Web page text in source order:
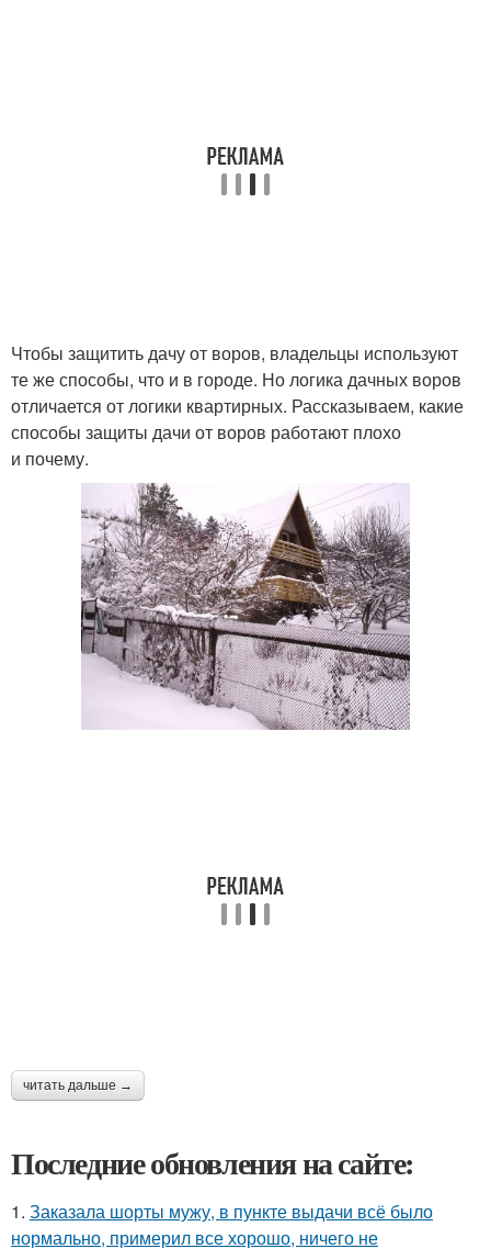
Чтобы защитить дачу от воров, владельцы используют
те же способы, что и в городе. Но логика дачных воров
отличается от логики квартирных. Рассказываем, какие
способы защиты дачи от воров работают плохо
и почему.
читать дальше →
Последние обновления на сайте:
1. Заказала шорты мужу, в пункте выдачи всё было
нормально, примерил все хорошо, ничего не